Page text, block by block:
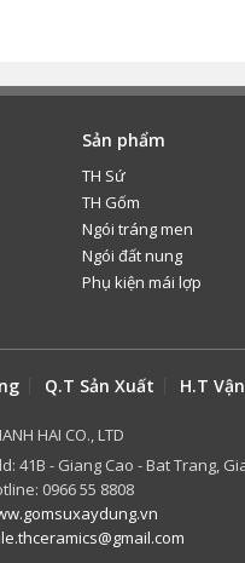
Sản phẩm
TH Sứ
TH Gốm
Ngói tráng men
Ngói đất nung
Phụ kiện mái lợp
Q.T Sản Xuất H.T
HAI CO., LTD
41B - Giang Cao - Bat Trang,
0966 55 8808